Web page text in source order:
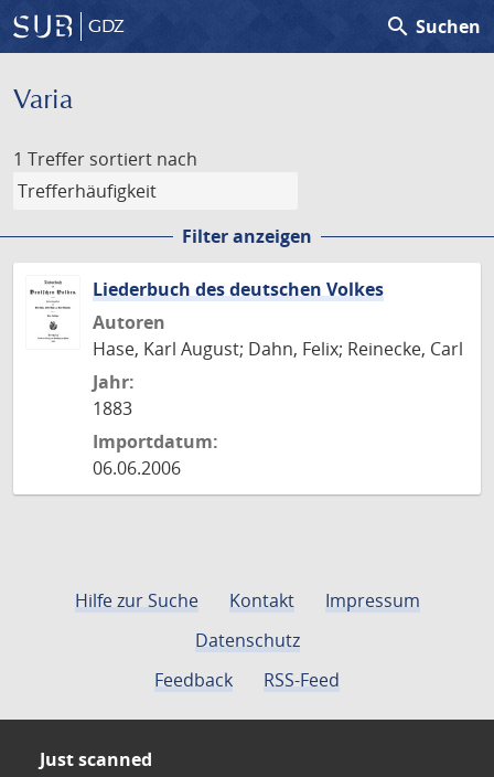
GDZ search Suchen
Varia
1 Treffer sortiert nach
Filter anzeigen
Liederbuch des deutschen Volkes
Autoren
Hase, Karl August; Dahn, Felix; Reinecke, Carl
Jahr:
1883
Importdatum:
06.06.2006
Hilfe zur Suche Kontakt
Impressum
Datenschutz
Feedback
RSS-Feed
Just scanned